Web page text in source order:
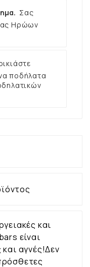
Σας
Ηρώων
ποδήλατα
και
είναι
αγνές!Δεν